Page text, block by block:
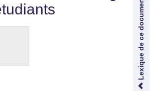
Lexique de ce document